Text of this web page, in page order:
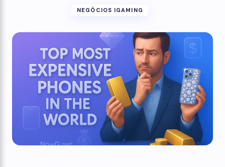
NEGÓCIOS IGAMING